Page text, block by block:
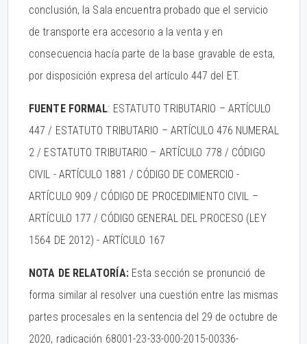
conclusión, la Sala encuentra probado que el servicio
de transporte era accesorio a la venta y en
consecuencia hacía parte de la base gravable de esta,
por disposición expresa del artículo 447 del ET.
FUENTE FORMAL: ESTATUTO TRIBUTARIO – ARTÍCULO
447 / ESTATUTO TRIBUTARIO – ARTÍCULO 476 NUMERAL
2 / ESTATUTO TRIBUTARIO – ARTÍCULO 778 / CÓDIGO
CIVIL - ARTÍCULO 1881 / CÓDIGO DE COMERCIO -
ARTÍCULO 909 / CÓDIGO DE PROCEDIMIENTO CIVIL –
ARTÍCULO 177 / CÓDIGO GENERAL DEL PROCESO (LEY
1564 DE 2012) - ARTÍCULO 167
NOTA DE RELATORÍA: Esta sección se pronunció de
forma similar al resolver una cuestión entre las mismas
partes procesales en la sentencia del 29 de octubre de
2020, radicación 68001-23-33-000-2015-00336-